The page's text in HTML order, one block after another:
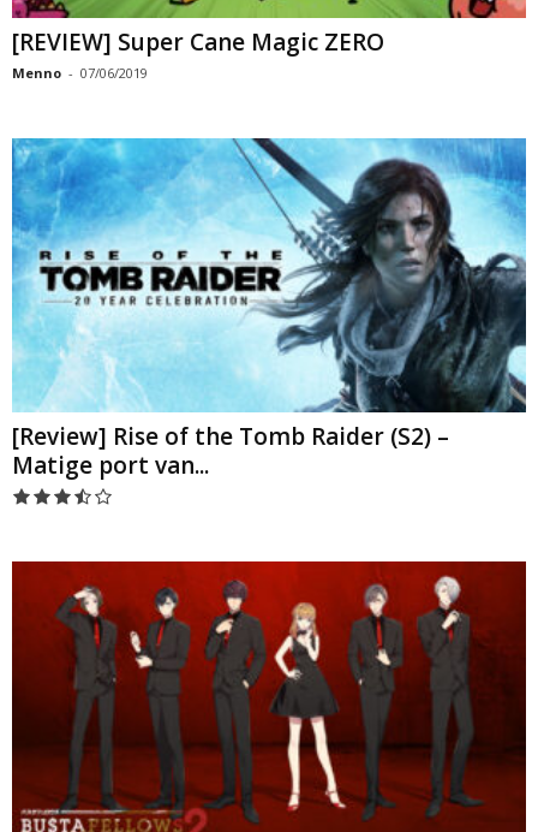
[REVIEW] Super Cane Magic ZERO
Menno - 07/06/2019
[Review] Rise of the Tomb Raider (S2) –
Matige port van...